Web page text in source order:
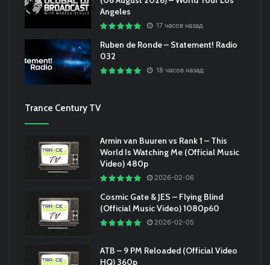
Angeles
17 часов назад
Ruben de Ronde – Statement! Radio
032
18 часов назад
Trance Century TV
Armin van Buuren vs Rank 1 – This
World Is Watching Me (Official Music
Video) 480p
2026-02-06
Cosmic Gate & JES – Flying Blind
(Official Music Video) 1080p60
2026-02-05
ATB – 9 PM Reloaded (Official Video
HQ) 360p